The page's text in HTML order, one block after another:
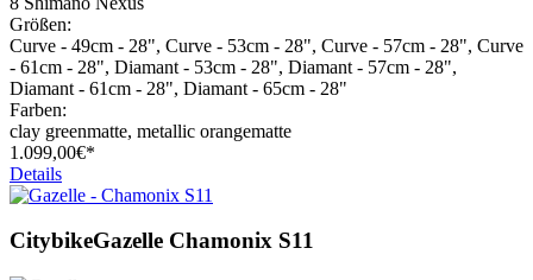
Größen:
Curve - 49cm - 28", Curve - 53cm - 28", Curve - 57cm - 28", Curve
- 61cm - 28", Diamant - 53cm - 28", Diamant - 57cm - 28",
Diamant - 61cm - 28", Diamant - 65cm - 28"
Farben:
clay greenmatte, metallic orangematte
1.099,00€*
Details
CitybikeGazelle Chamonix S11